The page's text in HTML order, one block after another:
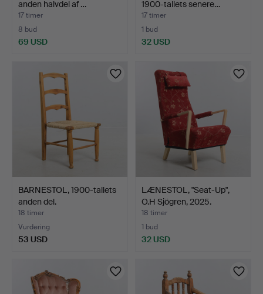
anden halvdel af …
17 timer
8 bud
69 USD
1900-tallets senere…
17 timer
1 bud
32 USD
BARNESTOL, 1900-tallets
anden del.
18 timer
Vurdering
53 USD
LÆNESTOL, "Seat-Up",
O.H Sjögren, 2025.
18 timer
1 bud
32 USD